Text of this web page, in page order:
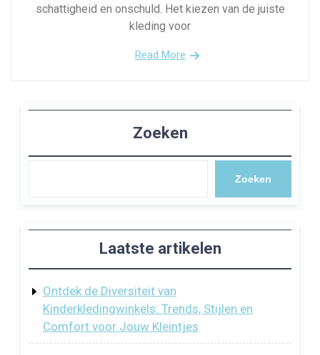
schattigheid en onschuld. Het kiezen van de juiste
kleding voor
Read More
Zoeken
Zoeken
Laatste artikelen
Ontdek de Diversiteit van
Kinderkledingwinkels: Trends, Stijlen en
Comfort voor Jouw Kleintjes